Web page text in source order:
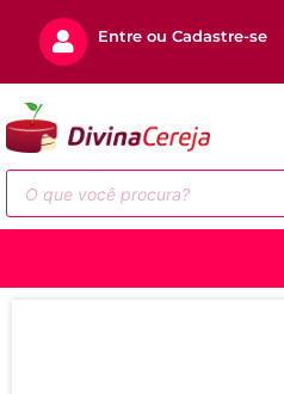
Entre ou Cadastre-se